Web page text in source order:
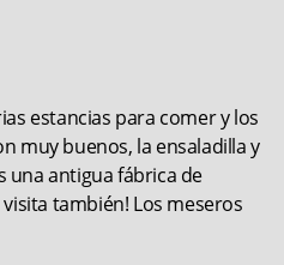
estancias para comer y los
muy buenos, la ensaladilla y
una antigua fábrica de
también! Los meseros